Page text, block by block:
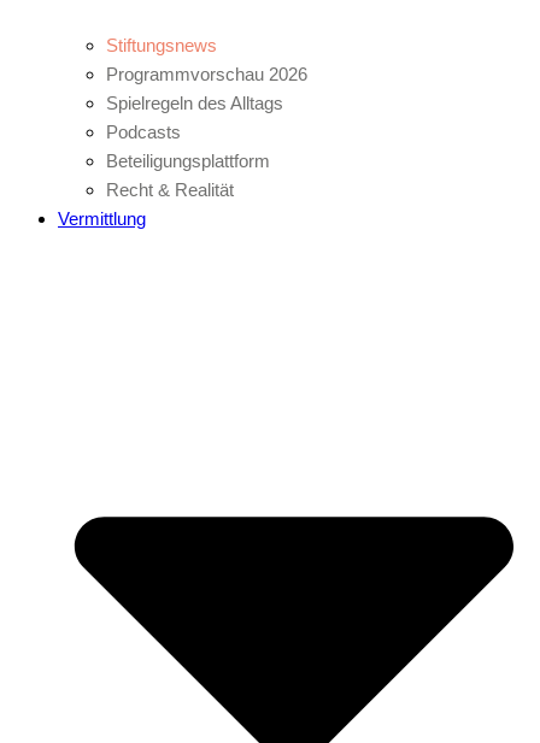
Stiftungsnews
Programmvorschau 2026
Spielregeln des Alltags
Podcasts
Beteiligungsplattform
Recht & Realität
Vermittlung